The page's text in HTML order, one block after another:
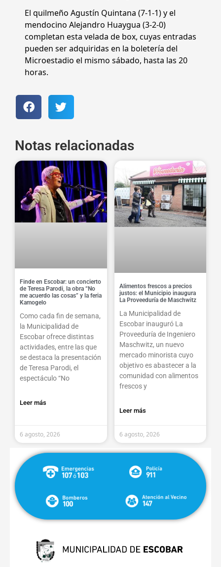
El quilmeño Agustín Quintana (7-1-1) y el
mendocino Alejandro Huaygua (3-2-0)
completan esta velada de box, cuyas entradas
pueden ser adquiridas en la boletería del
Microestadio el mismo sábado, hasta las 20
horas.
Notas relacionadas
Finde en Escobar: un concierto
de Teresa Parodi, la obra “No
me acuerdo las cosas” y la feria
Kamogelo
Como cada fin de semana,
la Municipalidad de
Escobar ofrece distintas
actividades, entre las que
se destaca la presentación
de Teresa Parodi, el
espectáculo “No
Leer más
6 agosto, 2026
Alimentos frescos a precios
justos: el Municipio inaugura
La Proveeduría de Maschwitz
La Municipalidad de
Escobar inauguró La
Proveeduría de Ingeniero
Maschwitz, un nuevo
mercado minorista cuyo
objetivo es abastecer a la
comunidad con alimentos
frescos y
Leer más
6 agosto, 2026